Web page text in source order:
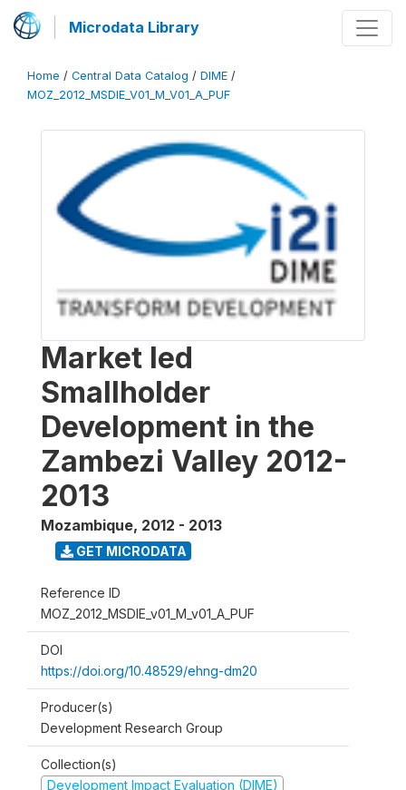
Microdata Library
Home / Central Data Catalog / DIME /
MOZ_2012_MSDIE_V01_M_V01_A_PUF
Market led
Smallholder
Development in the
Zambezi Valley 2012-
2013
Mozambique, 2012 - 2013
GET MICRODATA
Reference ID
MOZ_2012_MSDIE_v01_M_v01_A_PUF
DOI
https://doi.org/10.48529/ehng-dm20
Producer(s)
Development Research Group
Collection(s)
Development Impact Evaluation (DIME)